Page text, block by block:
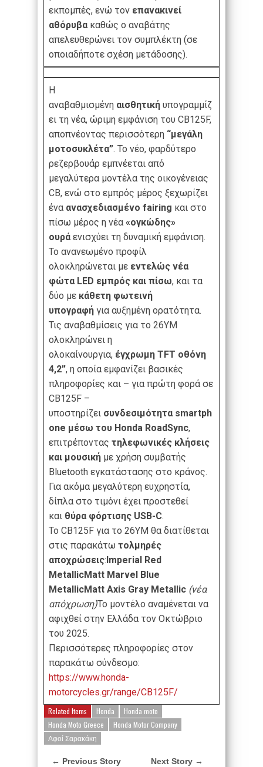
εκπομπές, ενώ τον επανακινεί
αθόρυβα καθώς ο αναβάτης
απελευθερώνει τον συμπλέκτη (σε
οποιαδήποτε σχέση μετάδοσης).
Η
αναβαθμισμένη αισθητική υπογραμμίζ
ει τη νέα, ώριμη εμφάνιση του CB125F,
αποπνέοντας περισσότερη “μεγάλη
μοτοσυκλέτα”. Το νέο, φαρδύτερο
ρεζερβουάρ εμπνέεται από
μεγαλύτερα μοντέλα της οικογένειας
CB, ενώ στο εμπρός μέρος ξεχωρίζει
ένα ανασχεδιασμένο fairing και στο
πίσω μέρος η νέα «ογκώδης»
ουρά ενισχύει τη δυναμική εμφάνιση.
Το ανανεωμένο προφίλ
ολοκληρώνεται με εντελώς νέα
φώτα LED εμπρός και πίσω, και τα
δύο με κάθετη φωτεινή
υπογραφή για αυξημένη ορατότητα.
Τις αναβαθμίσεις για το 26YM
ολοκληρώνει η
ολοκαίνουργια, έγχρωμη TFT οθόνη
4,2”, η οποία εμφανίζει βασικές
πληροφορίες και – για πρώτη φορά σε
CB125F –
υποστηρίζει συνδεσιμότητα smartph
one μέσω του Honda RoadSync,
επιτρέποντας τηλεφωνικές κλήσεις
και μουσική με χρήση συμβατής
Bluetooth εγκατάστασης στο κράνος.
Για ακόμα μεγαλύτερη ευχρηστία,
δίπλα στο τιμόνι έχει προστεθεί
και θύρα φόρτισης USB-C.
Το CB125F για το 26YM θα διατίθεται
στις παρακάτω τολμηρές
αποχρώσεις:Imperial Red
MetallicMatt Marvel Blue
MetallicMatt Axis Gray Metallic (νέα
απόχρωση)Το μοντέλο αναμένεται να
αφιχθεί στην Ελλάδα τον Οκτώβριο
του 2025.
Περισσότερες πληροφορίες στον
παρακάτω σύνδεσμο:
https://www.honda-
motorcycles.gr/range/CB125F/
Related Items Honda
Honda moto
Honda Moto Greece
Honda Motor Company
Αφοί Σαρακάκη
← Previous Story Next Story →